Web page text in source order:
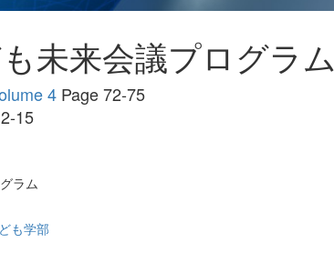
未来会議プログラム
4 Page 72-75
15
ラム
も学部